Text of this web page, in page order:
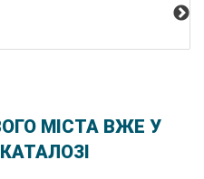
МІСТА ВЖЕ У